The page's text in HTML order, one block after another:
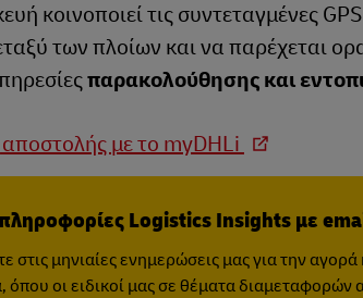
κοινοποιεί τις συντεταγμένες
των πλοίων και να παρέχεται
παρακολούθησης και
με το myDHLi
Logistics Insights με
στις μηνιαίες ενημερώσεις μας για την
όπου οι ειδικοί μας σε θέματα διαμεταφορών